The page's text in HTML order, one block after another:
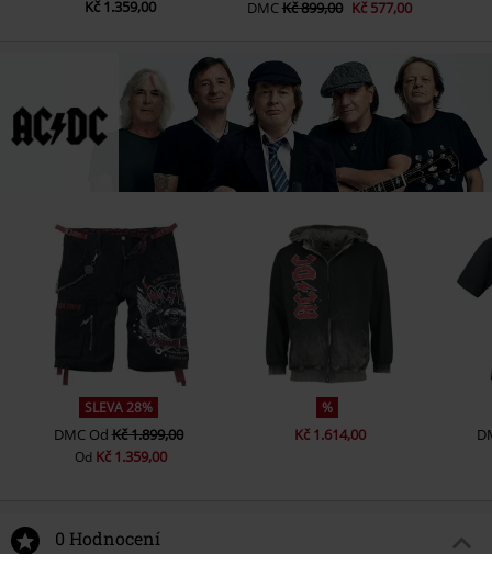
Kč 1.359,00 DMCKč 899,00 Kč 577,00
SLEVA 28%
DMC OdKč 1.899,00
Od Kč 1.359,00
%
Kč 1.614,00
0 Hodnocení